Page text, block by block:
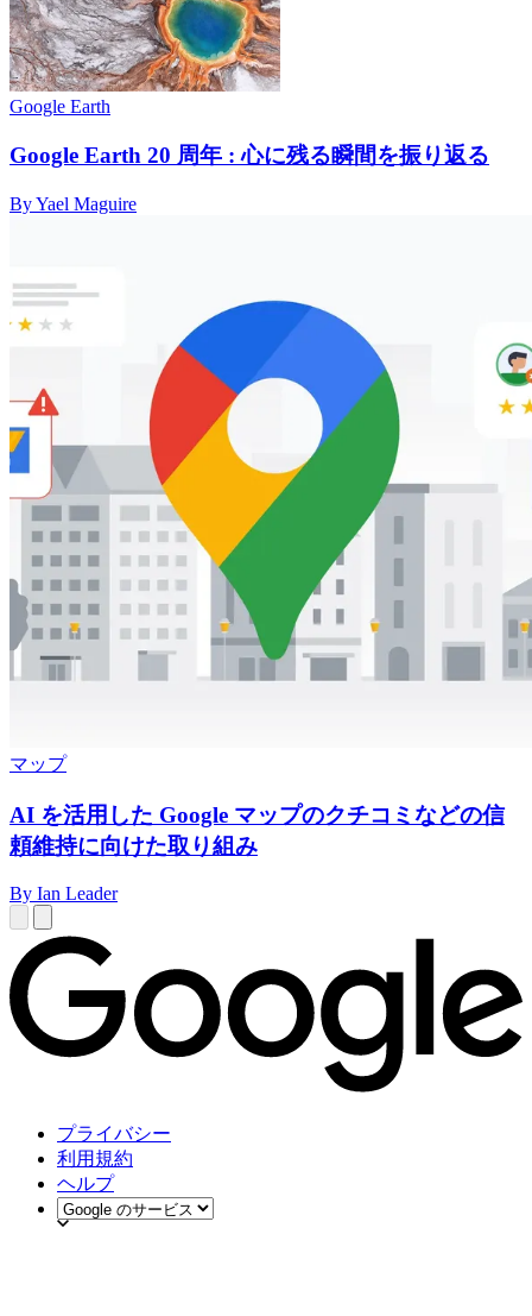
Google Earth
Google Earth 20 周年 : 心に残る瞬間を振り返る
By Yael Maguire
マップ
AI を活用した Google マップのクチコミなどの信
頼維持に向けた取り組み
By Ian Leader
プライバシー
利用規約
ヘルプ